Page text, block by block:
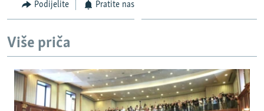
Podijelite Pratite nas
Više priča